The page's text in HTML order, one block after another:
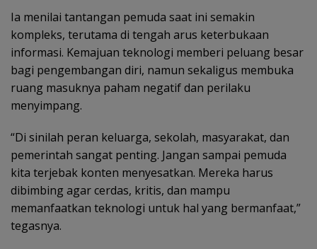
Ia menilai tantangan pemuda saat ini semakin
kompleks, terutama di tengah arus keterbukaan
informasi. Kemajuan teknologi memberi peluang besar
bagi pengembangan diri, namun sekaligus membuka
ruang masuknya paham negatif dan perilaku
menyimpang.
“Di sinilah peran keluarga, sekolah, masyarakat, dan
pemerintah sangat penting. Jangan sampai pemuda
kita terjebak konten menyesatkan. Mereka harus
dibimbing agar cerdas, kritis, dan mampu
memanfaatkan teknologi untuk hal yang bermanfaat,”
tegasnya.